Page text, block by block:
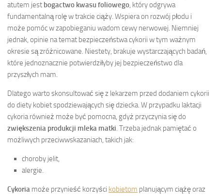
atutem jest bogactwo kwasu foliowego, który odgrywa
fundamentalną rolę w trakcie ciąży. Wspiera on rozwój płodu i
może pomóc w zapobieganiu wadom cewy nerwowej. Niemniej
jednak, opinie na temat bezpieczeństwa cykorii w tym ważnym
okresie są zróżnicowane. Niestety, brakuje wystarczających badań,
które jednoznacznie potwierdziłyby jej bezpieczeństwo dla
przyszłych mam.
Dlatego warto skonsultować się z lekarzem przed dodaniem cykorii
do diety kobiet spodziewających się dziecka. W przypadku laktacji
cykoria również może być pomocna, gdyż przyczynia się do
zwiększenia produkcji mleka matki. Trzeba jednak pamiętać o
możliwych przeciwwskazaniach, takich jak:
choroby jelit,
alergie.
Cykoria może przynieść korzyści kobietom planującym ciążę oraz